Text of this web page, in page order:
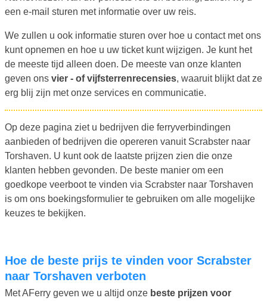
een e-mail sturen met informatie over uw reis.
We zullen u ook informatie sturen over hoe u contact met ons
kunt opnemen en hoe u uw ticket kunt wijzigen. Je kunt het
de meeste tijd alleen doen. De meeste van onze klanten
geven ons vier - of vijfsterrenrecensies, waaruit blijkt dat ze
erg blij zijn met onze services en communicatie.
Op deze pagina ziet u bedrijven die ferryverbindingen
aanbieden of bedrijven die opereren vanuit Scrabster naar
Torshaven. U kunt ook de laatste prijzen zien die onze
klanten hebben gevonden. De beste manier om een
goedkope veerboot te vinden via Scrabster naar Torshaven
is om ons boekingsformulier te gebruiken om alle mogelijke
keuzes te bekijken.
Hoe de beste prijs te vinden voor Scrabster
naar Torshaven verboten
Met AFerry geven we u altijd onze beste prijzen voor